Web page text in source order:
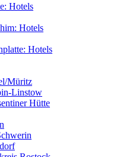
Hotels
Hotels
Hotels
Müritz
Linstow
Hütte